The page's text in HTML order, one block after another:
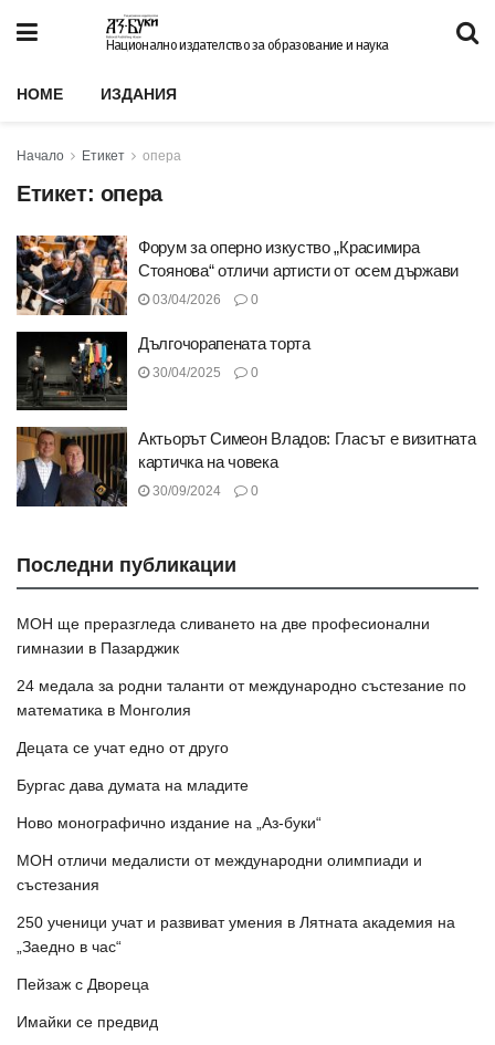
Национално издателство за образование и наука
HOME ИЗДАНИЯ
Начало Етикет опера
Етикет: опера
Форум за оперно изкуство „Красимира
Стоянова“ отличи артисти от осем държави
03/04/2026 0
Дългочорапената торта
30/04/2025 0
Актьорът Симеон Владов: Гласът е визитната
картичка на човека
30/09/2024 0
Последни публикации
МОН ще преразгледа сливането на две професионални
гимназии в Пазарджик
24 медала за родни таланти от международно състезание по
математика в Монголия
Децата се учат едно от друго
Бургас дава думата на младите
Ново монографично издание на „Аз-буки“
МОН отличи медалисти от международни олимпиади и
състезания
250 ученици учат и развиват умения в Лятната академия на
„Заедно в час“
Пейзаж с Двореца
Имайки се предвид